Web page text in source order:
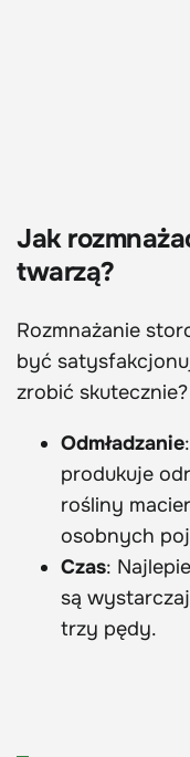
Jak
twarzą?
Rozmnażanie
być
zrobić skutecznie?
Odmładzanie
produkuje
rośliny
osobnych
Czas:
są
trzy pędy.